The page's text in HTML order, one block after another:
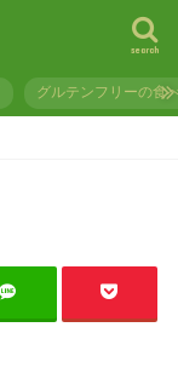
search
グルテンフリーの食